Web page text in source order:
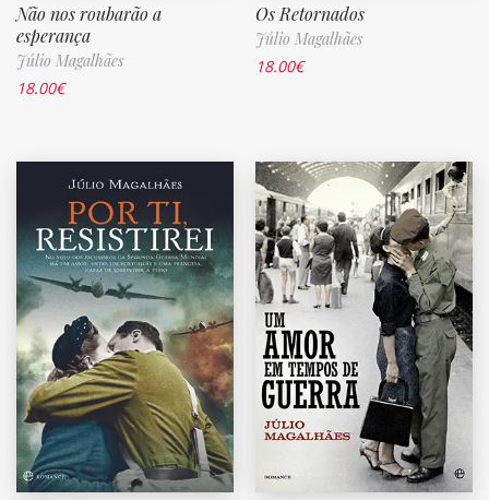
Não nos roubarão a
esperança
Júlio Magalhães
18.00€
Os Retornados
Júlio Magalhães
18.00€